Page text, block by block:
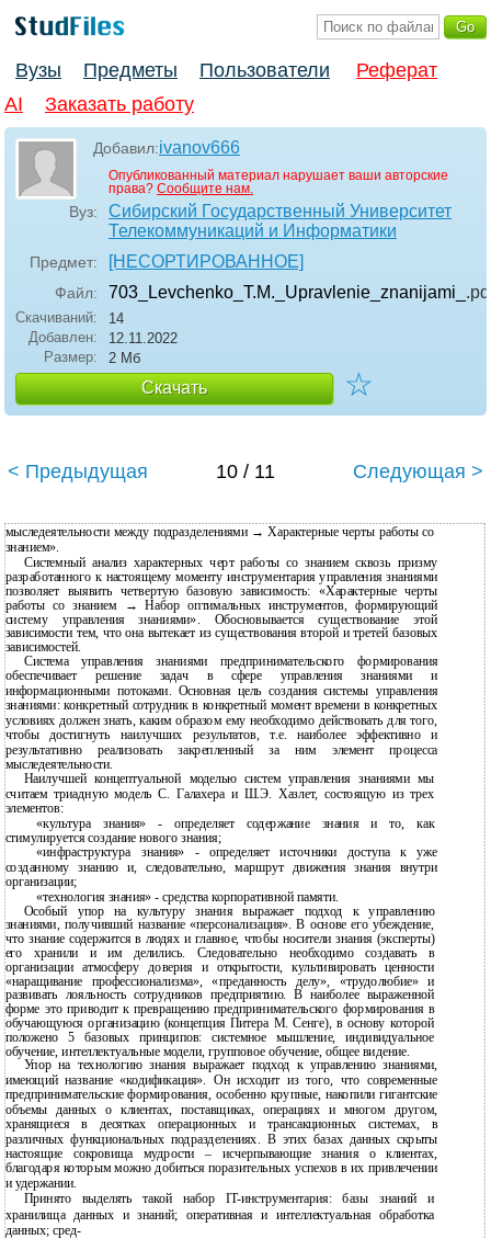
Вузы Предметы Пользователи
Реферат
AI
Заказать работу
Добавил:ivanov666
Опубликованный материал нарушает ваши авторские
права? Сообщите нам.
Вуз:
Сибирский Государственный Университет
Телекоммуникаций и Информатики
Предмет: [НЕСОРТИРОВАННОЕ]
Файл: 703_Levchenko_T.M._Upravlenie_znanijami_
Скачиваний:
14
Добавлен:
12.11.2022
Размер:
2 Мб
Скачать ☆
< Предыдущая 10 / 11 Следующая >
мыследеятельности между подразделениями → Характерные черты работы со
знанием».
Системный анализ характерных черт работы со знанием сквозь призму
разработанного к настоящему моменту инструментария управления знаниями
позволяет выявить четвертую базовую зависимость: «Характерные черты
работы со знанием → Набор оптимальных инструментов, формирующий
систему управления знаниями». Обосновывается существование этой
зависимости тем, что она вытекает из существования второй и третей базовых
зависимостей.
Система управления знаниями предпринимательского формирования
обеспечивает решение задач в сфере управления знаниями и
информационными потоками. Основная цель создания системы управления
знаниями: конкретный сотрудник в конкретный момент времени в конкретных
условиях должен знать, каким образом ему необходимо действовать для того,
чтобы достигнуть наилучших результатов, т.е. наиболее эффективно и
результативно реализовать закрепленный за ним элемент процесса
мыследеятельности.
Наилучшей концептуальной моделью систем управления знаниями мы
считаем триадную модель С. Галахера и Ш.Э. Хазлет, состоящую из трех
элементов:
«культура знания» - определяет содержание знания и то, как
стимулируется создание нового знания;
«инфраструктура знания» - определяет источники доступа к уже
созданному знанию и, следовательно, маршрут движения знания внутри
организации;
«технология знания» - средства корпоративной памяти.
Особый упор на культуру знания выражает подход к управлению
знаниями, получивший название «персонализация». В основе его убеждение,
что знание содержится в людях и главное, чтобы носители знания (эксперты)
его хранили и им делились. Следовательно необходимо создавать в
организации атмосферу доверия и открытости, культивировать ценности
«наращивание профессионализма», «преданность делу», «трудолюбие» и
развивать лояльность сотрудников предприятию. В наиболее выраженной
форме это приводит к превращению предпринимательского формирования в
обучающуюся организацию (концепция Питера М. Сенге), в основу которой
положено 5 базовых принципов: системное мышление, индивидуальное
обучение, интеллектуальные модели, групповое обучение, общее видение.
Упор на технологию знания выражает подход к управлению знаниями,
имеющий название «кодификация». Он исходит из того, что современные
предпринимательские формирования, особенно крупные, накопили гигантские
объемы данных о клиентах, поставщиках, операциях и многом другом,
хранящиеся в десятках операционных и трансакционных системах, в
различных функциональных подразделениях. В этих базах данных скрыты
настоящие сокровища мудрости – исчерпывающие знания о клиентах,
благодаря которым можно добиться поразительных успехов в их привлечении
и удержании.
Принято выделять такой набор IT-инструментария: базы знаний и
хранилища данных и знаний; оперативная и интеллектуальная обработка
данных; сред-